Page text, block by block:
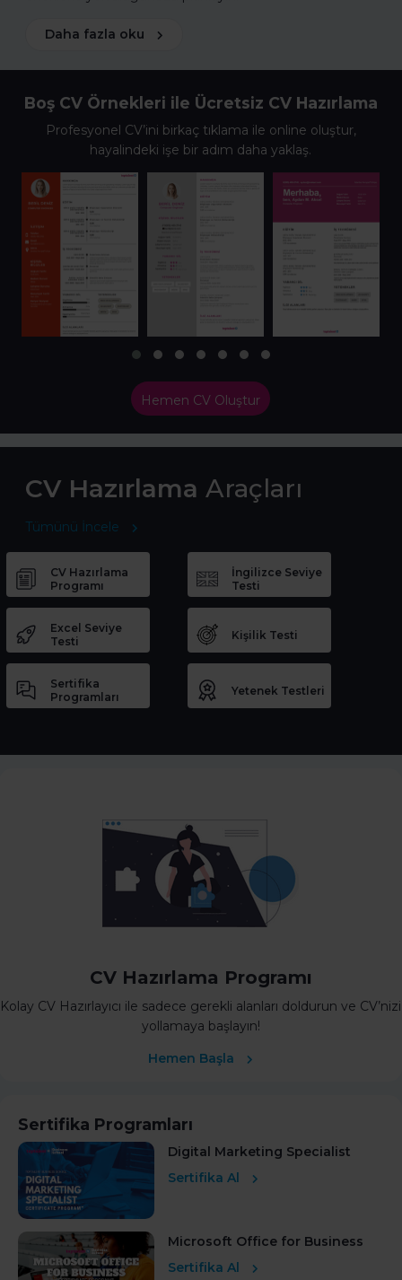
Daha fazla oku
Boş CV Örnekleri ile Ücretsiz CV Hazırlama
Profesyonel CV’ini birkaç tıklama ile online oluştur,
hayalindeki işe bir adım daha yaklaş.
Hemen CV Oluştur
CV Hazırlama Araçları
Tümünü İncele
CV Hazırlama
Programı
İngilizce Seviye
Testi
Excel Seviye
Testi
Kişilik Testi
Sertifika
Programları
Yetenek Testleri
CV Hazırlama Programı
Kolay CV Hazırlayıcı ile sadece gerekli alanları doldurun ve CV’nizi
yollamaya başlayın!
Hemen Başla
Sertifika Programları
Digital Marketing Specialist
Sertifika Al
Microsoft Office for Business
Sertifika Al